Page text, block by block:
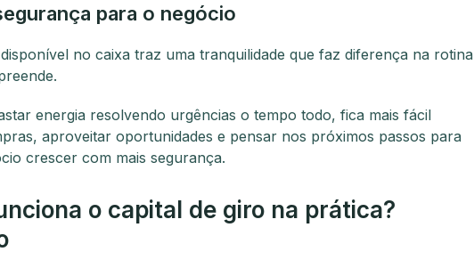
para o negócio
no caixa traz uma tranquilidade que faz diferença na rotina
energia resolvendo urgências o tempo todo, fica mais fácil
aproveitar oportunidades e pensar nos próximos passos para
crescer com mais segurança.
o capital de giro na prática?